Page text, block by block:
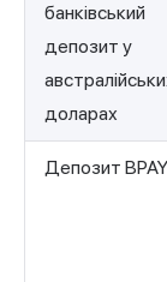
банківський
депозит у
доларах
Депозит BPAY